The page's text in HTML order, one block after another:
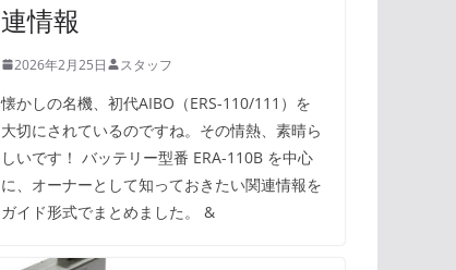
連情報
2026年2月25日 スタッフ
懐かしの名機、初代AIBO（ERS-110/111）を
大切にされているのですね。その情熱、素晴ら
しいです！ バッテリー型番 ERA-110B を中心
に、オーナーとして知っておきたい関連情報を
ガイド形式でまとめました。 &